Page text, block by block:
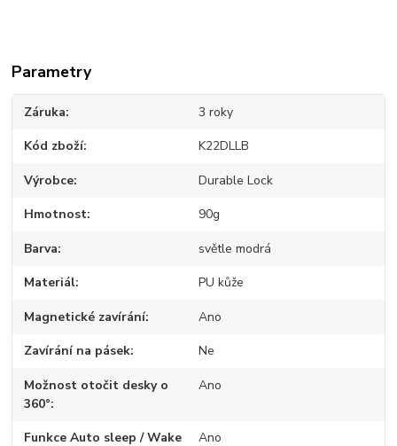
Parametry
Záruka 3 roky
Kód zboží K22DLLB
Výrobce Durable Lock
Hmotnost 90g
Barva světle modrá
Materiál PU kůže
Magnetické zavírání Ano
Zavírání na pásek Ne
Možnost otočit desky o
360°
Ano
Funkce Auto sleep / Wake Ano